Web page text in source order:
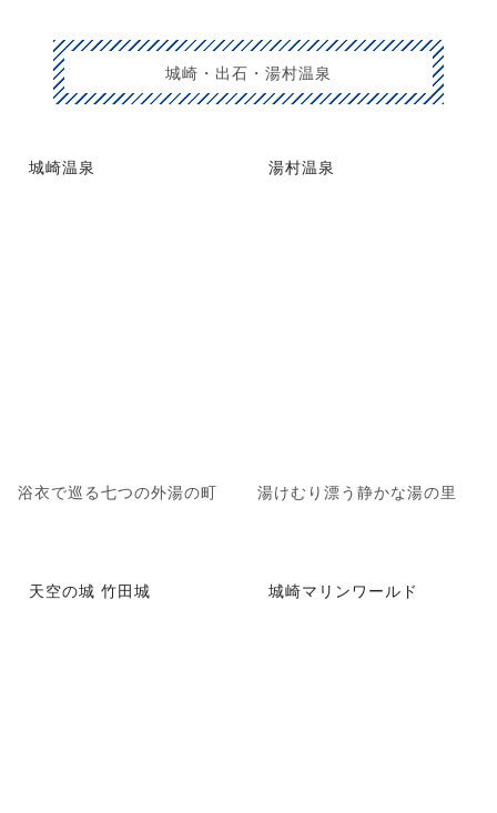
城崎・出石・湯村温泉
城崎温泉
浴衣で巡る七つの外湯の町
湯村温泉
湯けむり漂う静かな湯の里
天空の城 竹田城 城崎マリンワールド